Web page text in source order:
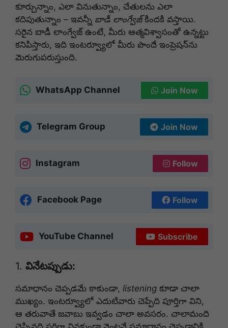
కూర్చున్నాం, ఎలా వినుతున్నాం, చేతులను ఎలా
కదిపుతున్నాం – ఇవన్నీ బాడీ లాంగ్వేజ్కిందకి వస్తాయి.
సరైన బాడీ లాంగ్వేజ్ ఉంటే, మీరు ఆత్మవిశ్వాసంతో ఉన్నట్టు
కనిపిస్తారు, ఇది ఇంటర్వ్యూలో మీరు పొందే ఇంప్రెషన్‌ను
మెరుగుపరుస్తుంది.
WhatsApp Channel Join Now
Telegram Group Join Now
Instagram Follow
Facebook Page Follow
YouTube Channel Subscribe
1. వినేటప్పుడు:
సమాధానం చెప్పడమే కాకుండా, listening కూడా చాలా
ముఖ్యం. ఇంటర్వ్యూలో ఎదుటివారు చెప్పేది పూర్తిగా విని,
ఆ తరువాతే జవాబు ఇవ్వడం చాలా అవసరం. చాలామంది